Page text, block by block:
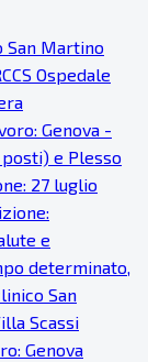
San Martino
Ospedale
Genova -
posti) e Plesso
27 luglio
e
determinato,
San
Scassi
Genova